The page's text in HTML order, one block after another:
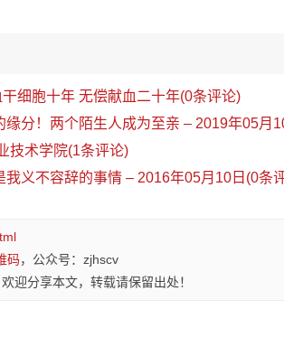
细胞十年 无偿献血二十年(0条评论)
缘分！两个陌生人成为至亲 – 2019年05月
技术学院(1条评论)
我义不容辞的事情 – 2016年05月10日(0条
码，公众号：zjhscv
迎分享本文，转载请保留出处！